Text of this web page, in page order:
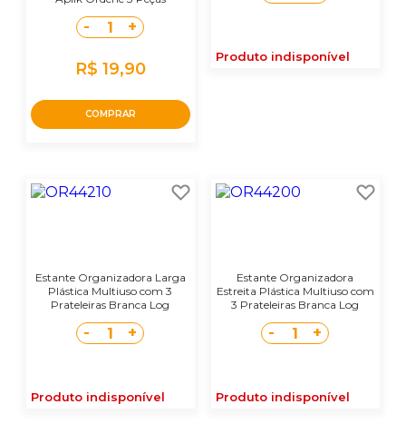
- 1 +
R$ 19,90
COMPRAR
Produto indisponível
Estante Organizadora Larga
Plástica Multiuso com 3
Prateleiras Branca Log
- 1 +
Produto indisponível
Estante Organizadora
Estreita Plástica Multiuso com
3 Prateleiras Branca Log
- 1 +
Produto indisponível